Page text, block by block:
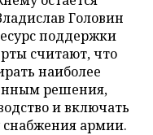
Головин
поддержки
считают, что
наиболее
решения,
и включать
армии.